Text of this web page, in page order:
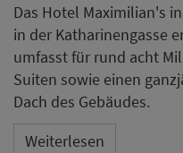
Das Hotel Maximilian's
in der Katharinengasse
umfasst für rund acht
Suiten sowie einen
Dach des Gebäudes.
Weiterlesen